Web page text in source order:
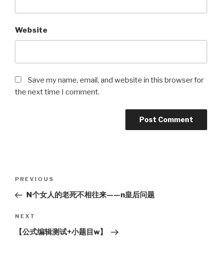
Website
Save my name, email, and website in this browser for
the next time I comment.
Previous
Post
PREVIOUS
N个女人的老死不相往来——n皇后问题
Next
Post
NEXT
【公式编辑测试+小题目w】